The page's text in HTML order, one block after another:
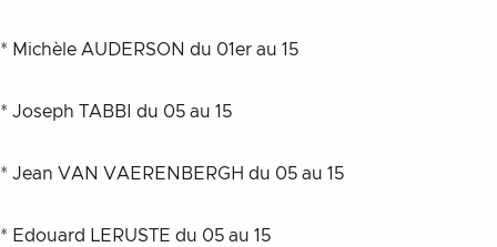
* Michèle AUDERSON du 01er au 15
* Joseph TABBI du 05 au 15
* Jean VAN VAERENBERGH du 05 au 15
* Edouard LERUSTE du 05 au 15